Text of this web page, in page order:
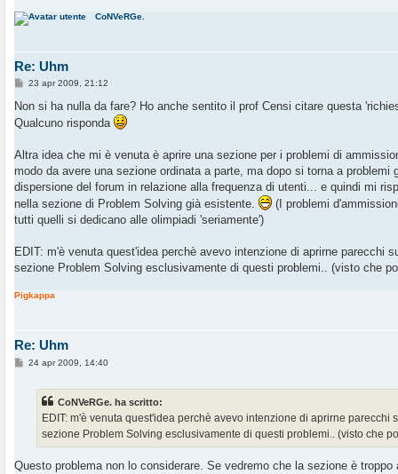
o
CoNVeRGe.
Re: Uhm
M
s
a
i
o
23 apr 2009, 21:12
Non si ha nulla da fare? Ho anche sentito il prof Censi citare questa
Qualcuno risponda
Altra idea che mi è venuta è aprire una sezione per i problemi di
modo da avere una sezione ordinata a parte, ma dopo si torna a problemi
dispersione del forum in relazione alla frequenza di utenti... e quindi mi
nella sezione di Problem Solving già esistente.
(I problemi
tutti quelli si dedicano alle olimpiadi 'seriamente')
EDIT: m'è venuta quest'idea perchè avevo intenzione di aprirne parecchi
sezione Problem Solving esclusivamente di questi problemi.. (visto che
Pigkappa
Re: Uhm
M24 apr 2009, 14:40
CoNVeRGe. ha scritto:
EDIT: m'è venuta quest'idea perchè avevo intenzione di aprirne parecchi
sezione Problem Solving esclusivamente di questi problemi.. (visto che
Questo problema non lo considerare. Se vedremo che la sezione è